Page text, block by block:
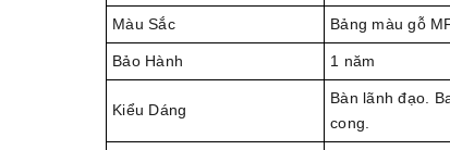
Màu Sắc Bảng màu gỗ
Bảo Hành 1 năm
Kiểu Dáng
Bàn lãnh đạo.
cong.